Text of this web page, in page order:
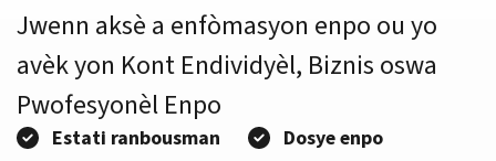
Jwenn aksè a enfòmasyon enpo ou yo
avèk yon Kont Endividyèl, Biznis oswa
Pwofesyonèl Enpo
Estati ranbousman
Dosye enpo